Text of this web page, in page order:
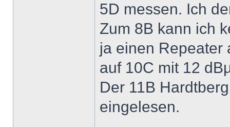
5D messen. Ich
Zum 8B kann ich
ja einen Repeater
auf 10C mit 12
Der 11B
eingelesen.